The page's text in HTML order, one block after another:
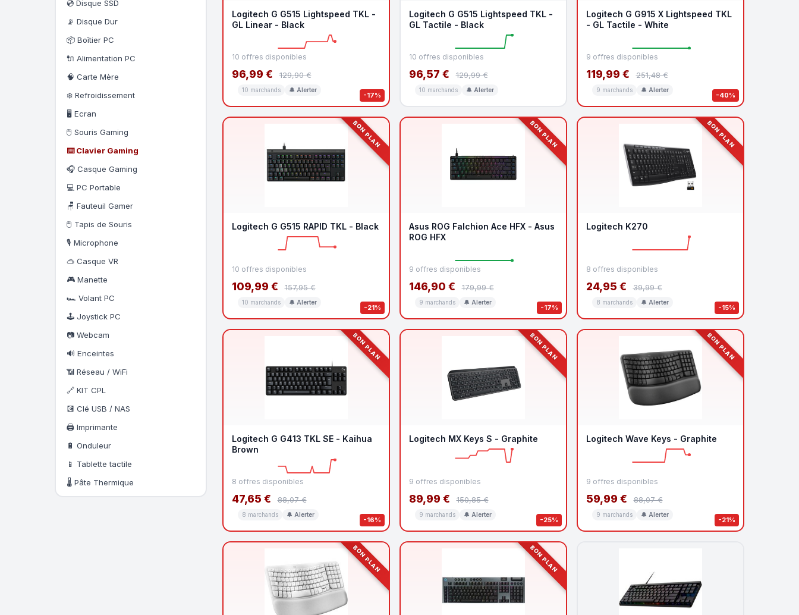
💿 Disque SSD
📡 Disque Dur
📦 Boîtier PC
🔌 Alimentation PC
🧠 Carte Mère
❄️ Refroidissement
🖥️ Ecran
🖱️ Souris Gaming
⌨️ Clavier Gaming
🎧 Casque Gaming
💻 PC Portable
🪑 Fauteuil Gamer
🖱️ Tapis de Souris
🎙️ Microphone
🥽 Casque VR
🎮 Manette
🏎️ Volant PC
🕹️ Joystick PC
📷 Webcam
🔊 Enceintes
📶 Réseau / WiFi
🔗 KIT CPL
💽 Clé USB / NAS
🖨️ Imprimante
🔋 Onduleur
📱 Tablette tactile
🌡️ Pâte Thermique
-17%
Logitech G G515 Lightspeed TKL -
GL Linear - Black
10 offres disponibles
96,99 € 129,90 €
10 marchands 🔔 Alerter
Logitech G G515 Lightspeed TKL -
GL Tactile - Black
10 offres disponibles
96,57 € 129,99 €
10 marchands 🔔 Alerter
-40%
Logitech G G915 X Lightspeed TKL
- GL Tactile - White
9 offres disponibles
119,99 € 251,48 €
9 marchands 🔔 Alerter
BON PLAN
-21%
Logitech G G515 RAPID TKL - Black
10 offres disponibles
109,99 € 157,95 €
10 marchands 🔔 Alerter
BON PLAN
-17%
Asus ROG Falchion Ace HFX - Asus
ROG HFX
9 offres disponibles
146,90 € 179,99 €
9 marchands 🔔 Alerter
BON PLAN
-15%
Logitech K270
8 offres disponibles
24,95 € 39,99 €
8 marchands 🔔 Alerter
BON PLAN
-16%
Logitech G G413 TKL SE - Kaihua
Brown
8 offres disponibles
47,65 € 88,07 €
8 marchands 🔔 Alerter
BON PLAN
-25%
Logitech MX Keys S - Graphite
9 offres disponibles
89,99 € 150,85 €
9 marchands 🔔 Alerter
BON PLAN
-21%
Logitech Wave Keys - Graphite
9 offres disponibles
59,99 € 88,07 €
9 marchands 🔔 Alerter
BON PLAN BON PLAN